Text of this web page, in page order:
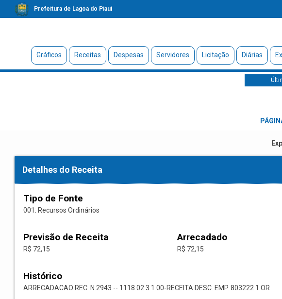
Prefeitura de Lagoa do Piauí
Gráficos Receitas Despesas Servidores Licitação Diárias
Detalhes do Receita
Tipo de Fonte
001: Recursos Ordinários
Previsão de Receita
R$ 72,15
Arrecadado
R$ 72,15
Histórico
ARRECADACAO REC. N.2943 -- 1118.02.3.1.00-RECEITA DESC. EMP. 803222 1 OR